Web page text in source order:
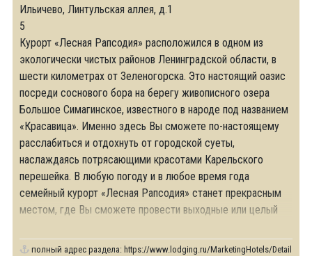
Ильичево, Линтульская аллея, д.1
5
Курорт «Лесная Рапсодия» расположился в одном из
экологически чистых районов Ленинградской области, в
шести километрах от Зеленогорска. Это настоящий оазис
посреди соснового бора на берегу живописного озера
Большое Симагинское, известного в народе под названием
«Красавица». Именно здесь Вы сможете по-настоящему
расслабиться и отдохнуть от городской суеты,
наслаждаясь потрясающими красотами Карельского
перешейка. В любую погоду и в любое время года
семейный курорт «Лесная Рапсодия» станет прекрасным
местом, где Вы сможете провести выходные или целый
полный адрес раздела: https://www.lodging.ru/MarketingHotels/Details/